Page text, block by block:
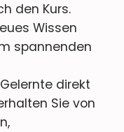
den Kurs.
Wissen
spannenden
direkt
Sie von